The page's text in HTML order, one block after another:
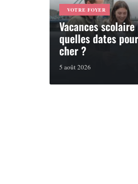
VOTRE FOYER
Vacances
quelles dates
cher ?
5 août 2026